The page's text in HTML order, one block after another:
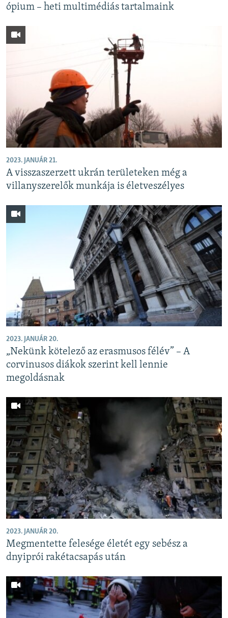
ópium – heti multimédiás tartalmaink
2023. JANUÁR 21.
A visszaszerzett ukrán területeken még a
villanyszerelők munkája is életveszélyes
2023. JANUÁR 20.
„Nekünk kötelező az erasmusos félév” – A
corvinusos diákok szerint kell lennie
megoldásnak
2023. JANUÁR 20.
Megmentette felesége életét egy sebész a
dnyiprói rakétacsapás után